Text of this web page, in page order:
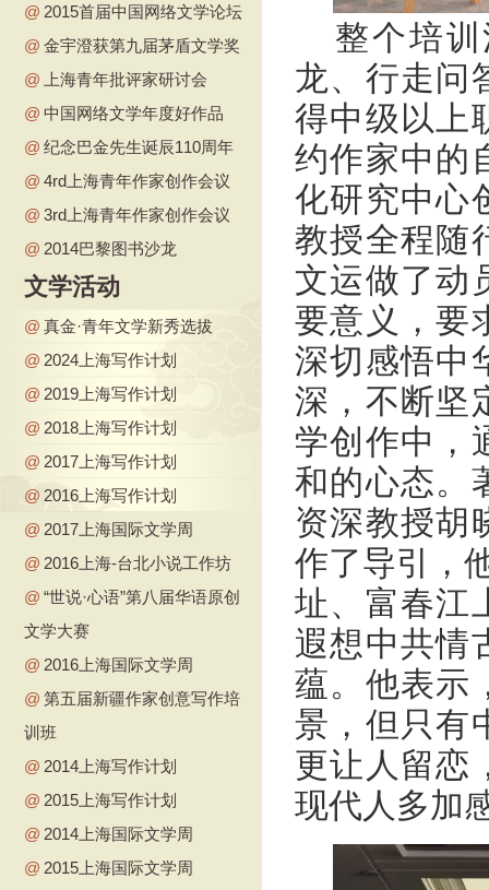
@ 2015首届中国网络文学论坛
@ 金宇澄获第九届茅盾文学奖
@
上海青年批评家研讨会
@ 中国网络文学年度好作品
@ 纪念巴金先生诞辰110周年
@ 4rd上海青年作家创作会议
@ 3rd上海青年作家创作会议
@ 2014巴黎图书沙龙
文学活动
@ 真金·青年文学新秀选拔
@ 2024上海写作计划
@ 2019上海写作计划
@ 2018上海写作计划
@ 2017上海写作计划
@ 2016上海写作计划
@ 2017上海国际文学周
@ 2016上海-台北小说工作坊
@ “世说·心语”第八届华语原创
文学大赛
@ 2016上海国际文学周
@ 第五届新疆作家创意写作培
训班
@ 2014上海写作计划
@ 2015上海写作计划
@ 2014上海国际文学周
@ 2015上海国际文学周
整个培
龙、行走问
得中级以上
约作家中的
化研究中心
教授全程随
文运做了动
要意义，要
深切感悟中
深，不断坚
学创作中，
和的心态。
资深教授胡
作了导引，
址、富春江
遐想中共情
蕴。他表示
景，但只有
更让人留恋
现代人多加